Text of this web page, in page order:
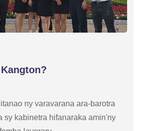
ny varavarana ara-barotra
sy kabinetra hifanaraka amin'ny